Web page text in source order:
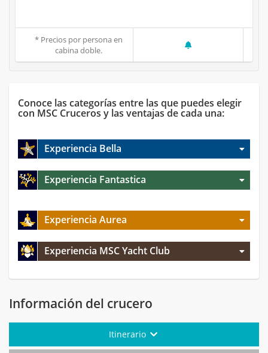
* Precios por persona en
cabina doble.
Conoce las categorías entre las que puedes elegir
con MSC Cruceros y las ventajas de cada una:
Experiencia Bella
Experiencia Fantastica
Experiencia Aurea
Experiencia MSC Yacht Club
Información del crucero
Itinerario